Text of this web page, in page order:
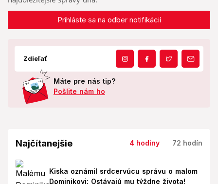
Prihláste sa na odber notifikácií
Zdieľať
Máte pre nás tip?
Pošlite nám ho
Najčítanejšie 4 hodiny 72 hodín
Kiska oznámil srdcervúcu správu o malom
Dominikovi: Ostávajú mu týždne života!